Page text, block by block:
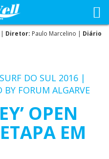
Diretor: Paulo Marcelino | Diário
DO SUL 2016 |
BY FORUM ALGARVE
OPEN
EM